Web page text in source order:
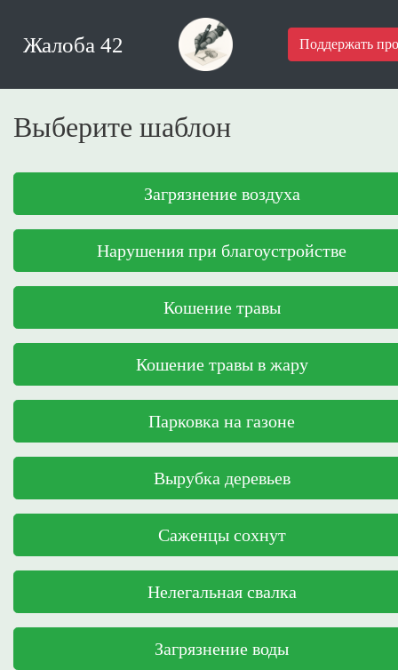
Жалоба 42 Поддержать
Выберите шаблон
Загрязнение воздуха
Нарушения при благоустройстве
Кошение травы
Кошение травы в жару
Парковка на газоне
Вырубка деревьев
Саженцы сохнут
Нелегальная свалка
Загрязнение воды